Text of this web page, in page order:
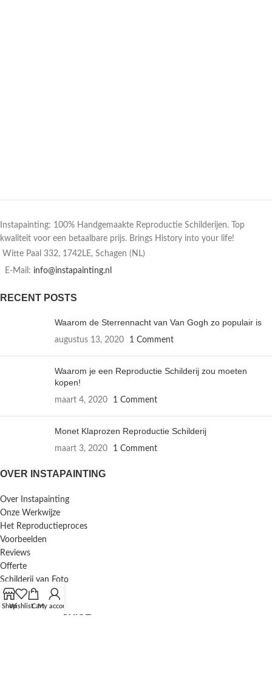
Instapainting: 100% Handgemaakte Reproductie Schilderijen. Top
kwaliteit voor een betaalbare prijs. Brings History into your life!
Witte Paal 332, 1742LE, Schagen (NL)
E-Mail: info@instapainting.nl
RECENT POSTS
Waarom de Sterrennacht van Van Gogh zo populair is
augustus 13, 2020 1 Comment
Waarom je een Reproductie Schilderij zou moeten
kopen!
maart 4, 2020 1 Comment
Monet Klaprozen Reproductie Schilderij
maart 3, 2020 1 Comment
OVER INSTAPAINTING
Over Instapainting
Onze Werkwijze
Het Reproductieproces
Voorbeelden
Reviews
Offerte
Schilderij van Foto
Inlijstservice
KLANTENSERVICE
ShopWishlistCartMy account